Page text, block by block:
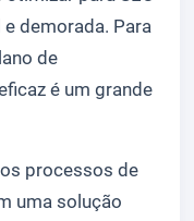
demorada. Para
de
é um grande
processos de
uma solução